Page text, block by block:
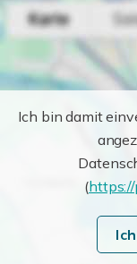
Ich bin damit
(https://